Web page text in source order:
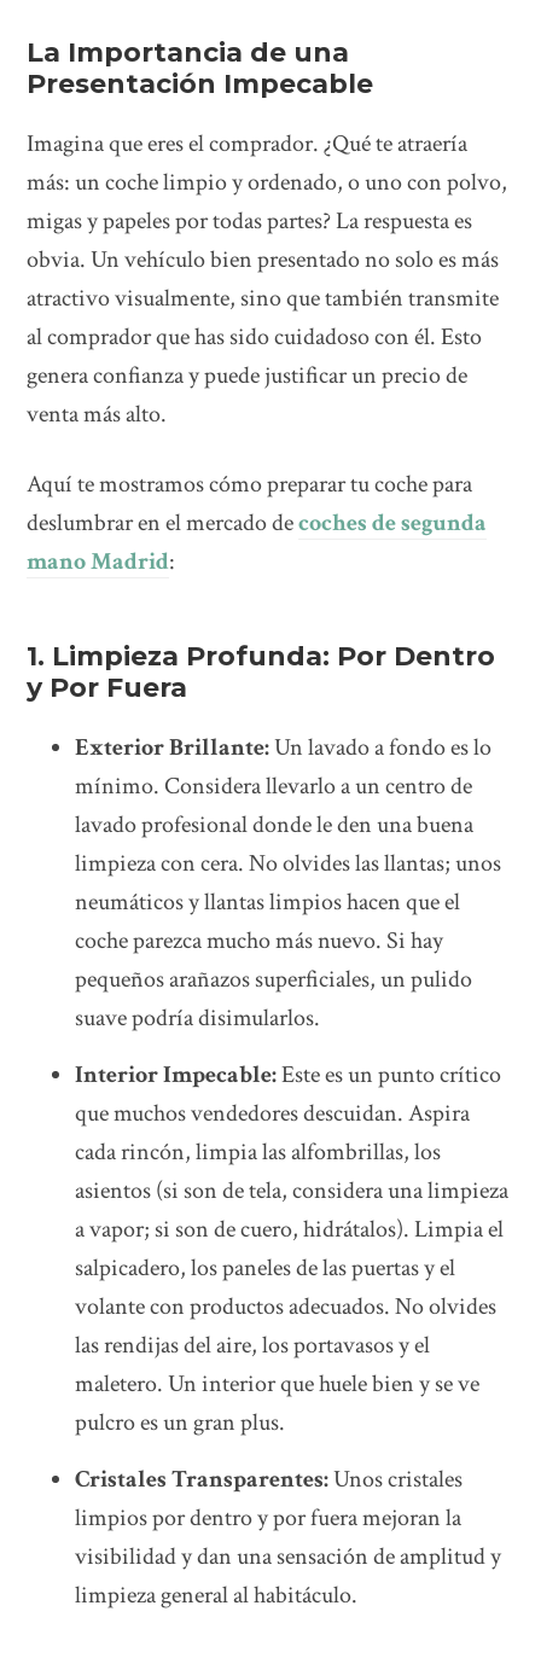
La Importancia de una
Presentación Impecable
Imagina que eres el comprador. ¿Qué te atraería
más: un coche limpio y ordenado, o uno con polvo,
migas y papeles por todas partes? La respuesta es
obvia. Un vehículo bien presentado no solo es más
atractivo visualmente, sino que también transmite
al comprador que has sido cuidadoso con él. Esto
genera confianza y puede justificar un precio de
venta más alto.
Aquí te mostramos cómo preparar tu coche para
deslumbrar en el mercado decoches de segunda
mano Madrid:
1. Limpieza Profunda: Por Dentro
y Por Fuera
Exterior Brillante:Un lavado a fondo es lo
mínimo. Considera llevarlo a un centro de
lavado profesional donde le den una buena
limpieza con cera. No olvides las llantas; unos
neumáticos y llantas limpios hacen que el
coche parezca mucho más nuevo. Si hay
pequeños arañazos superficiales, un pulido
suave podría disimularlos.
Interior Impecable:Este es un punto crítico
que muchos vendedores descuidan. Aspira
cada rincón, limpia las alfombrillas, los
asientos (si son de tela, considera una limpieza
a vapor; si son de cuero, hidrátalos). Limpia el
salpicadero, los paneles de las puertas y el
volante con productos adecuados. No olvides
las rendijas del aire, los portavasos y el
maletero. Un interior que huele bien y se ve
pulcro es un gran plus.
Cristales Transparentes:Unos cristales
limpios por dentro y por fuera mejoran la
visibilidad y dan una sensación de amplitud y
limpieza general al habitáculo.